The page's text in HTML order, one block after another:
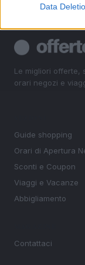
Data
Le migliori offerte,
orari negozi e
Guide shopping
Orari di Apertura
Sconti e Coupon
Viaggi e Vacanze
Abbigliamento
Contattaci